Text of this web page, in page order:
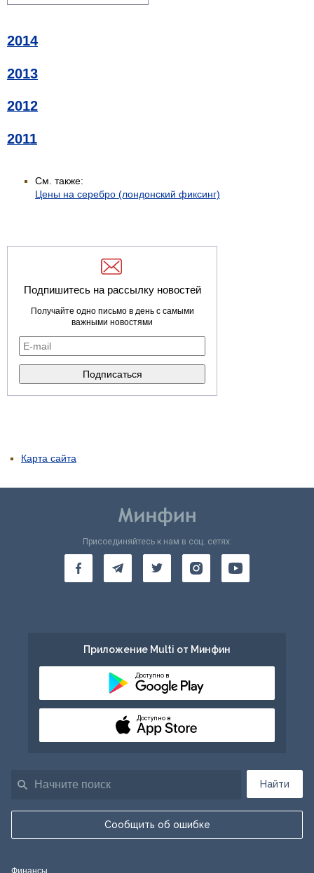
2014
2013
2012
2011
См. также:
Цены на серебро (лондонский фиксинг)
Подпишитесь на рассылку новостей
Получайте одно письмо в день с самыми
важными новостями
Карта сайта
Найти
Сообщить об ошибке
Присоединяйтесь к нам в соц. сетях:
Приложение Multi от Минфин
Доступно в
Доступно в
Финансы